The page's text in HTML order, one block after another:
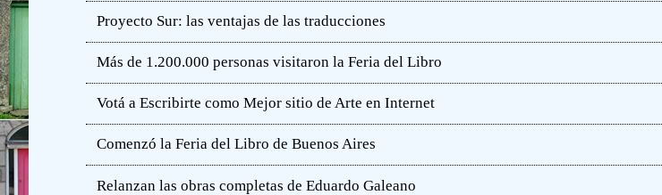
Proyecto Sur: las ventajas de las traducciones
Más de 1.200.000 personas visitaron la Feria del Libro
Votá a Escribirte como Mejor sitio de Arte en Internet
Comenzó la Feria del Libro de Buenos Aires
Relanzan las obras completas de Eduardo Galeano